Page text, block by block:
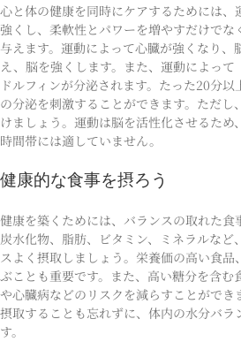
心と体の健康を同時にケアするためには、
強くし、柔軟性とパワーを増やすだけで
与えます。運動によって心臓が強くなり、
え、脳を強くします。また、運動によっ
ドルフィンが分泌されます。たった20分
の分泌を刺激することができます。ただ
けましょう。運動は脳を活性化させるため
時間帯には適していません。
健康的な食事を摂ろう
健康を築くためには、バランスの取れた食
炭水化物、脂肪、ビタミン、ミネラルなど
スよく摂取しましょう。栄養価の高い食
ぶことも重要です。また、高い糖分を含む
や心臓病などのリスクを減らすことができ
摂取することも忘れずに、体内の水分バラ
す。